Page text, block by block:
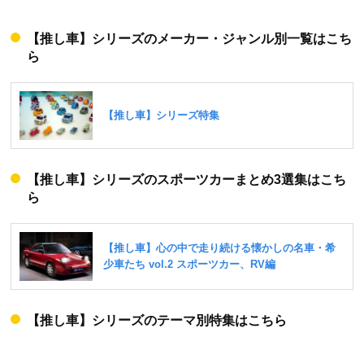
【推し車】シリーズのメーカー・ジャンル別一覧はこち
ら
【推し車】シリーズのスポーツカーまとめ3選集はこち
ら
【推し車】シリーズのテーマ別特集はこちら